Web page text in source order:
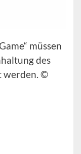
müssen
des
werden. ©